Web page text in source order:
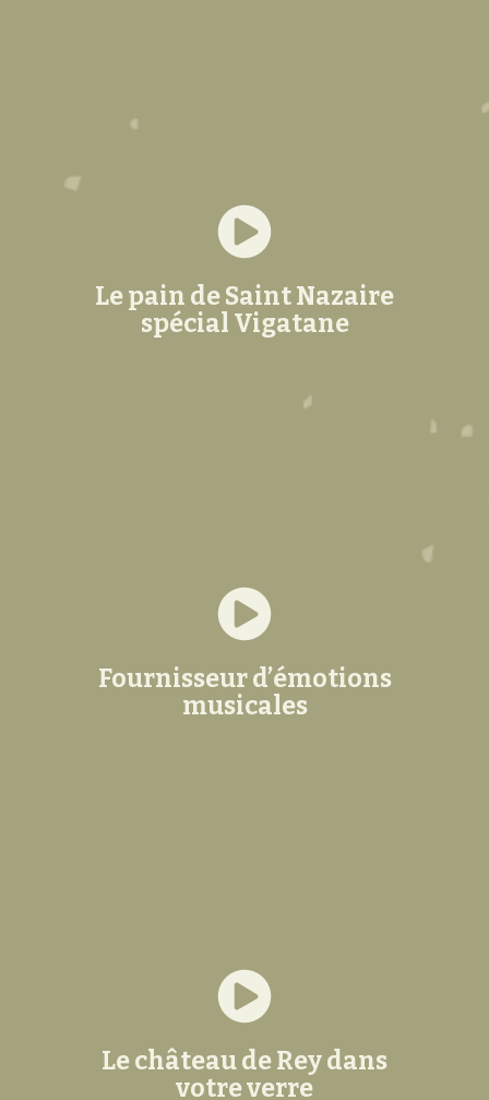
Le pain de Saint Nazaire
spécial Vigatane
Fournisseur d’émotions
musicales
Le château de Rey dans
votre verre